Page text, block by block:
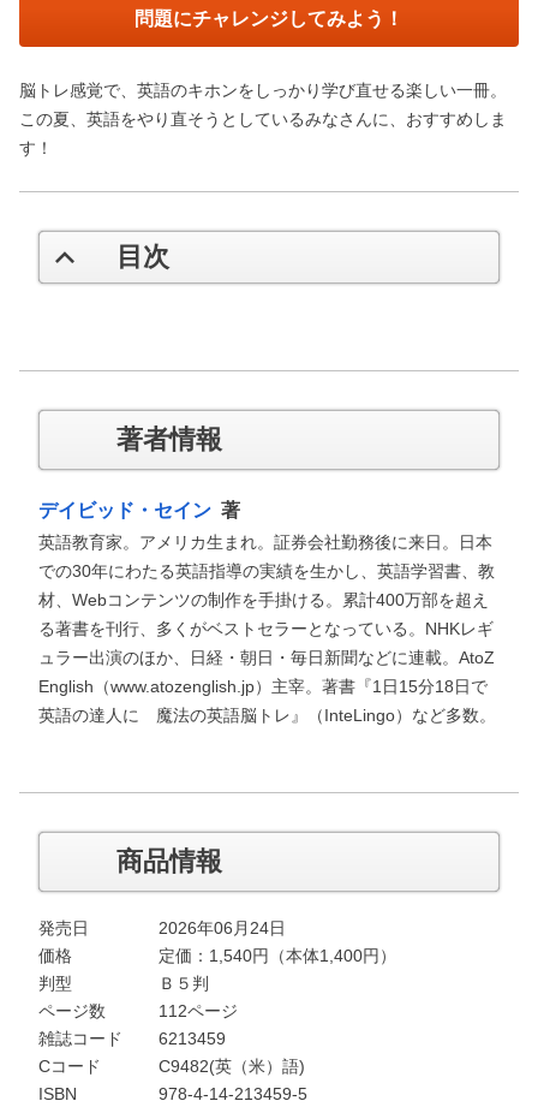
問題にチャレンジしてみよう！
脳トレ感覚で、英語のキホンをしっかり学び直せる楽しい一冊。
この夏、英語をやり直そうとしているみなさんに、おすすめしま
す！
目次
著者情報
デイビッド・セイン 著
英語教育家。アメリカ生まれ。証券会社勤務後に来日。日本
での30年にわたる英語指導の実績を生かし、英語学習書、教
材、Webコンテンツの制作を手掛ける。累計400万部を超え
る著書を刊行、多くがベストセラーとなっている。NHKレギ
ュラー出演のほか、日経・朝日・毎日新聞などに連載。AtoZ
English（www.atozenglish.jp）主宰。著書『1日15分18日で
英語の達人に 魔法の英語脳トレ』（InteLingo）など多数。
商品情報
発売日
2026年06月24日
価格
定価： 1,540円（本体1,400円）
判型
Ｂ５判
ページ数
112ページ
雑誌コード
6213459
Cコード
C9482(英（米）語)
ISBN
978-4-14-213459-5